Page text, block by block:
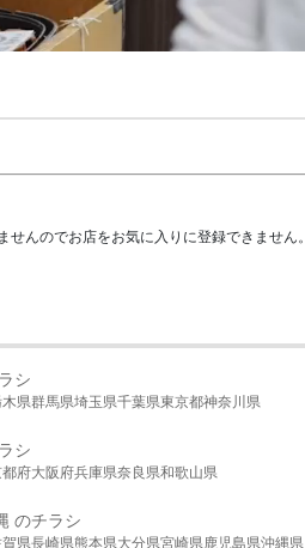
んのでお店をお気に入りに登録できません。
シ
県群馬県埼玉県千葉県東京都神奈川県
シ
府大阪府兵庫県奈良県和歌山県
のチラシ
県長崎県熊本県大分県宮崎県鹿児島県沖縄県